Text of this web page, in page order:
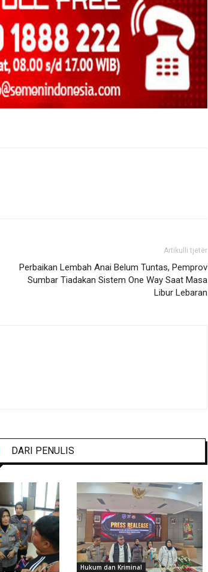
Artikulli tjetër
Perbaikan Lembah Anai Belum Tuntas, Pemprov
Sumbar Tiadakan Sistem One Way Saat Masa
Libur Lebaran
DARI PENULIS
Hukum dan Kriminal